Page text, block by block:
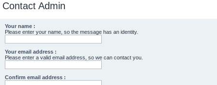
Contact Admin
Your name :
Please enter your name, so the message has an identity.
Your email address :
Please enter a valid email address, so we can contact you.
Confirm email address :